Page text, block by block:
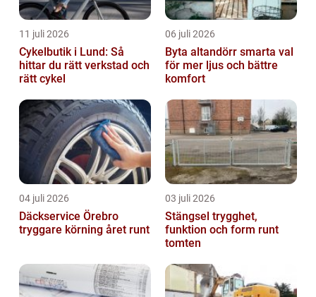
11 juli 2026
Cykelbutik i Lund: Så
hittar du rätt verkstad och
rätt cykel
06 juli 2026
Byta altandörr smarta val
för mer ljus och bättre
komfort
04 juli 2026
Däckservice Örebro
tryggare körning året runt
03 juli 2026
Stängsel trygghet,
funktion och form runt
tomten